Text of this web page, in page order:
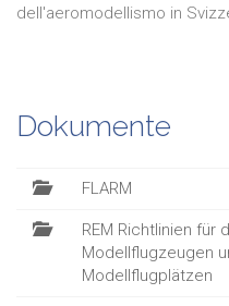
dell'aeromodellismo in
Dokumente
FLARM
REM Richtlinien für
Modellflugzeugen
Modellflugplätzen